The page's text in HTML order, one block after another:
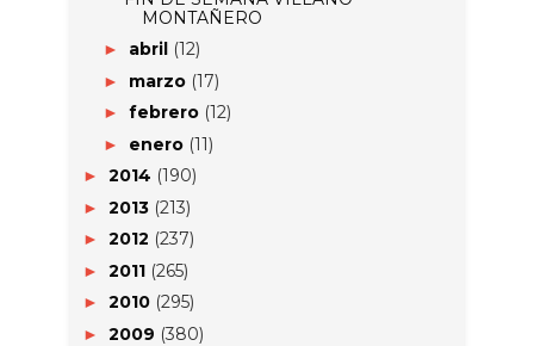
MONTAÑERO
► abril (12)
► marzo (17)
► febrero (12)
► enero (11)
► 2014 (190)
► 2013 (213)
► 2012 (237)
► 2011 (265)
► 2010 (295)
► 2009 (380)